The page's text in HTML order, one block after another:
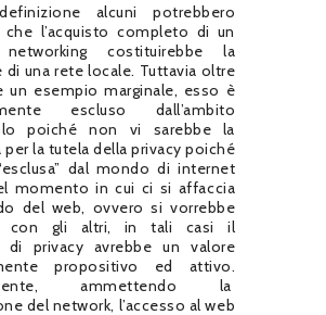
alcuni potrebbero
l’acquisto completo di un
costituirebbe la
di una rete locale. Tuttavia oltre
un esempio marginale, esso è
escluso dall’ambito
poiché non vi sarebbe la
la tutela della privacy poiché
dal mondo di internet
momento in cui ci si affaccia
del web, ovvero si vorrebbe
con gli altri, in tali casi il
di privacy avrebbe un valore
propositivo ed attivo.
ammettendo la
del network, l’accesso al web